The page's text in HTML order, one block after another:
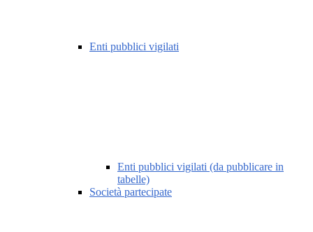
Enti pubblici vigilati
Enti pubblici vigilati (da pubblicare in
tabelle)
Società partecipate